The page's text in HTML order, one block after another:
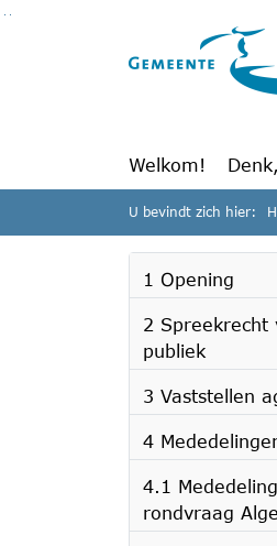
Ga naar de inhoud van deze
Welkom!
U bevindt zich hier:
1 Opening
2 Spreekrecht
publiek
3 Vaststellen
4
4.1
rondvraag